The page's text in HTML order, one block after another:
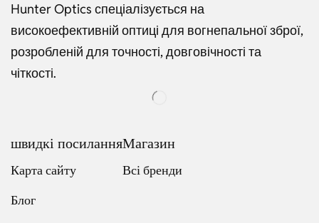
Hunter Optics спеціалізується на
високоефективній оптиці для вогнепальної зброї,
розробленій для точності, довговічності та
чіткості.
швидкі посилання
Карта сайту
Блог
Магазин
Всі бренди